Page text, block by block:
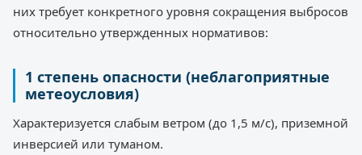
них требует конкретного уровня сокращения выбросов
относительно утвержденных нормативов:
1 степень опасности (неблагоприятные
метеоусловия)
Характеризуется слабым ветром (до 1,5 м/с), приземной
инверсией или туманом.